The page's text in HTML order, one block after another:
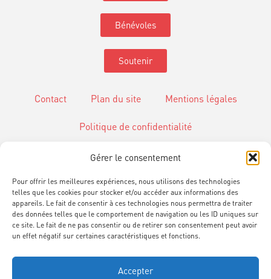
Gérer le consentement
Pour offrir les meilleures expériences, nous utilisons des technologies
telles que les cookies pour stocker et/ou accéder aux informations des
appareils. Le fait de consentir à ces technologies nous permettra de traiter
des données telles que le comportement de navigation ou les ID uniques sur
ce site. Le fait de ne pas consentir ou de retirer son consentement peut avoir
un effet négatif sur certaines caractéristiques et fonctions.
Accepter
Bénévoles
Soutenir
Contact Plan du site Mentions légales
Politique de confidentialité
Gestion des Cookies
ouverture@cie-scalene.com